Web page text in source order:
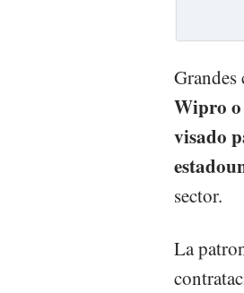
Grandes
Wipro o
visado
sector.
La